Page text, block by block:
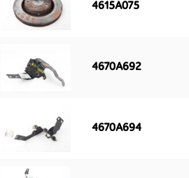
4615A075
4670A692
4670A694